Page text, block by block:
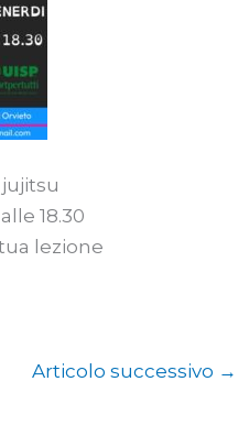
jujitsu
18.30
lezione
Articolo successivo →